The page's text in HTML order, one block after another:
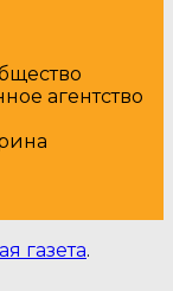
агентство
газета.